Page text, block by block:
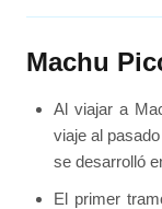
Machu
Al viajar a
viaje al
se desarrolló
El primer